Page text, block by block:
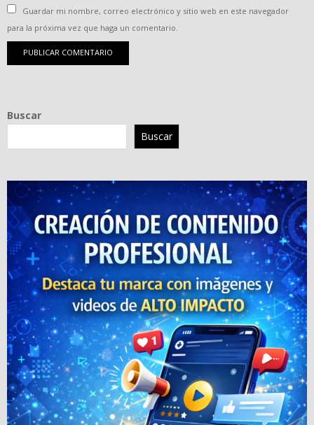
Guardar mi nombre, correo electrónico y sitio web en este navegador
para la próxima vez que haga un comentario.
Buscar
Buscar